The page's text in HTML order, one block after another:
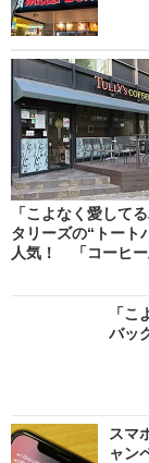
「こよなく愛して
タリーズの“トート
人気！ 「コーヒー
「
バッ
スマ
ャン